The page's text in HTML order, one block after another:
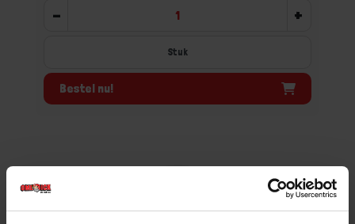
- +
Stuk
Bestel nu!